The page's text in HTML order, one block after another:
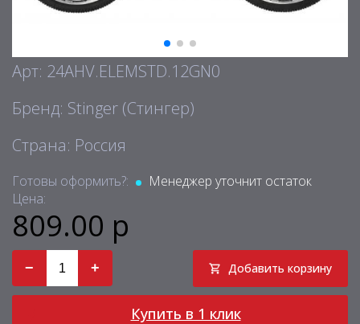
Арт: 24AHV.ELEMSTD.12GN0
Бренд: Stinger (Стингер)
Страна: Россия
Готовы оформить?:
Менеджер уточнит остаток
Цена:
809.00 р
− + Добавить корзину
Купить в 1 клик